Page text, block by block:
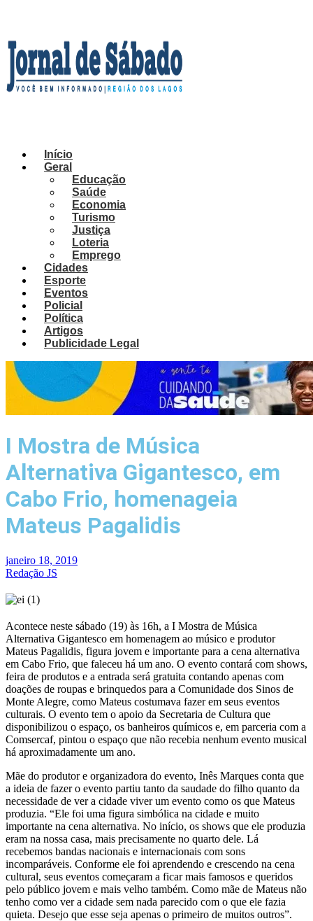
conteúdo
Início
Geral
Educação
Saúde
Economia
Turismo
Justiça
Loteria
Emprego
Cidades
Esporte
Eventos
Policial
Política
Artigos
Publicidade Legal
I Mostra de Música
Alternativa Gigantesco, em
Cabo Frio, homenageia
Mateus Pagalidis
janeiro 18, 2019
Redação JS
Acontece neste sábado (19) às 16h, a I Mostra de Música
Alternativa Gigantesco em homenagem ao músico e produtor
Mateus Pagalidis, figura jovem e importante para a cena alternativa
em Cabo Frio, que faleceu há um ano. O evento contará com shows,
feira de produtos e a entrada será gratuita contando apenas com
doações de roupas e brinquedos para a Comunidade dos Sinos de
Monte Alegre, como Mateus costumava fazer em seus eventos
culturais. O evento tem o apoio da Secretaria de Cultura que
disponibilizou o espaço, os banheiros químicos e, em parceria com a
Comsercaf, pintou o espaço que não recebia nenhum evento musical
há aproximadamente um ano.
Mãe do produtor e organizadora do evento, Inês Marques conta que
a ideia de fazer o evento partiu tanto da saudade do filho quanto da
necessidade de ver a cidade viver um evento como os que Mateus
produzia. “Ele foi uma figura simbólica na cidade e muito
importante na cena alternativa. No início, os shows que ele produzia
eram na nossa casa, mais precisamente no quarto dele. Lá
recebemos bandas nacionais e internacionais com sons
incomparáveis. Conforme ele foi aprendendo e crescendo na cena
cultural, seus eventos começaram a ficar mais famosos e queridos
pelo público jovem e mais velho também. Como mãe de Mateus não
tenho como ver a cidade sem nada parecido com o que ele fazia
quieta. Desejo que esse seja apenas o primeiro de muitos outros”.